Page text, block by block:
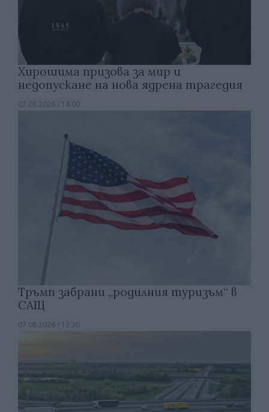
Хирошима призова за мир и
недопускане на нова ядрена трагедия
07.08.2026 / 14:00
Тръмп забрани „родилния туризъм“ в
САЩ
07.08.2026 / 13:30